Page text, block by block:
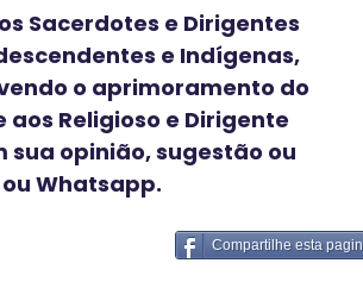
Sacerdotes e Dirigentes
e Indígenas,
o aprimoramento do
Religioso e Dirigente
sua opinião, sugestão ou
Whatsapp.
Compartilhe esta